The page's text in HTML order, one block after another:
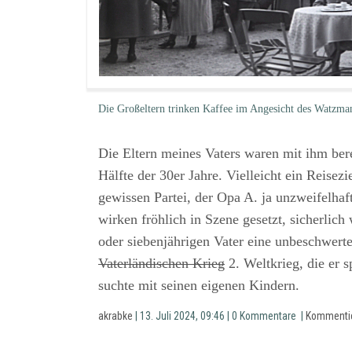
Die Großeltern trinken Kaffee im Angesicht des
Die Eltern meines Vaters waren mit ihm
Hälfte der 30er Jahre. Vielleicht ein
gewissen Partei, der Opa A. ja
wirken fröhlich in Szene gesetzt, sicherlich
oder siebenjährigen Vater eine
Vaterländischen Krieg 2. Weltkrieg, die er
suchte mit seinen eigenen Kindern.
akrabke | 13. Juli 2024, 09:46 | 0 Kommentare |